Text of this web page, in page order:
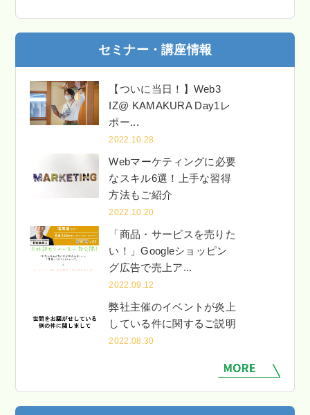
セミナー・講座情報
【ついに当日！】Web3
IZ@ KAMAKURA Day1レ
ポー...
2022.10.28
Webマーケティングに必要
なスキル6選！上手な習得
方法もご紹介
2022.10.20
「商品・サービスを売りた
い！」Googleショッピン
グ広告で売上ア...
2022.09.12
弊社主催のイベントが炎上
している件に関するご説明
2022.08.30